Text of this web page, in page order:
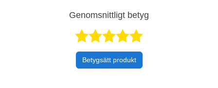
Genomsnittligt betyg
Betygsatt 5 av
Betygsätt produkt